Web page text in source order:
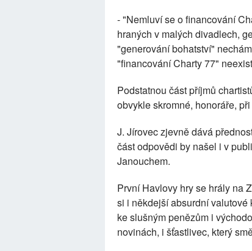
- "Nemluví se o financování
hraných v malých divadlech,
"generování bohatství"
"financování Charty 77"
Podstatnou část příjmů
obvykle skromné, honoráře,
J. Jírovec zjevně dává
část odpovědi by našel i v
Janouchem.
První Havlovy hry se hrály na
si i někdejší absurdní valutové
ke slušným penězům i
novinách, i šťastlivec, který